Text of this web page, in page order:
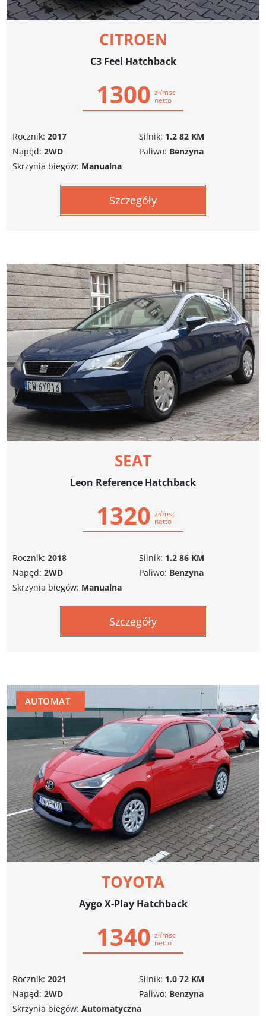
CITROEN
C3 Feel Hatchback
1300 zł/msc
netto
Rocznik: 2017
Napęd: 2WD
Silnik: 1.2 82 KM
Paliwo: Benzyna
Skrzynia biegów: Manualna
Szczegóły
SEAT
Leon Reference Hatchback
1320 zł/msc
netto
Rocznik: 2018
Napęd: 2WD
Silnik: 1.2 86 KM
Paliwo: Benzyna
Skrzynia biegów: Manualna
Szczegóły
AUTOMAT
TOYOTA
Aygo X-Play Hatchback
1340 zł/msc
netto
Rocznik: 2021
Napęd: 2WD
Silnik: 1.0 72 KM
Paliwo: Benzyna
Skrzynia biegów: Automatyczna